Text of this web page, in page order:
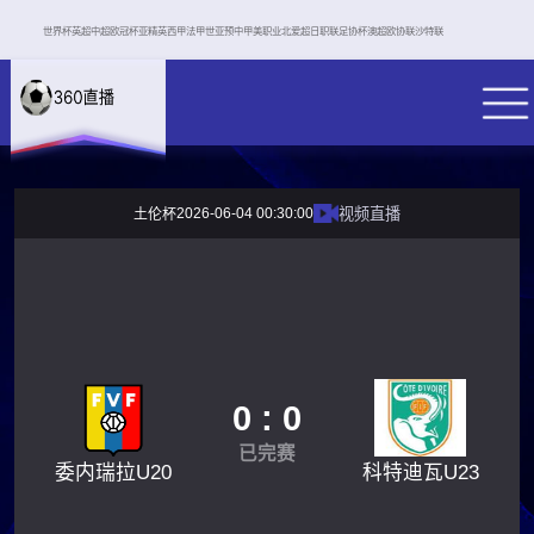
世界杯英超中超欧冠杯亚精英西甲法甲世亚预中甲美职业北爱超日职联足协杯澳超欧协联沙特联
土伦杯2026-06-04 00:30:00 视频直播
委内瑞拉U20
0 : 0
已完赛
科特迪瓦U23